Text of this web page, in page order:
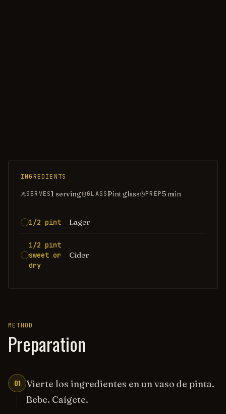
INGREDIENTS
SERVES1 serving GLASSPint glass PREP5 min
1/2 pint Lager
1/2 pint
sweet or
dry
Cider
METHOD
Preparation
01
Vierte los ingredientes en un vaso de pinta.
Bebe. Caígete.